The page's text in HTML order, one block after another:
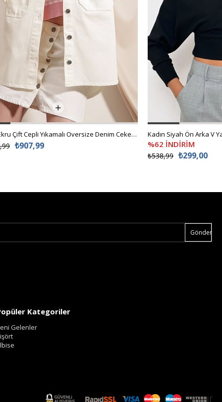
Kadın Ekru Çift Cepli Yıkamalı Oversize Denim Ceket ALC-X8152
₺907,99 %62 İNDİRİM
₺299,00
₺538,99
Gönder
Kategoriler
Gelenler